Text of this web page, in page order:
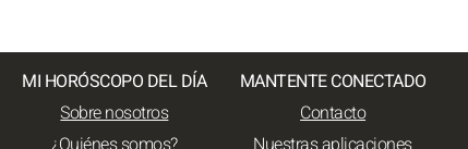
MI HORÓSCOPO DEL DÍA
Sobre nosotros
MANTENTE CONECTADO
Contacto